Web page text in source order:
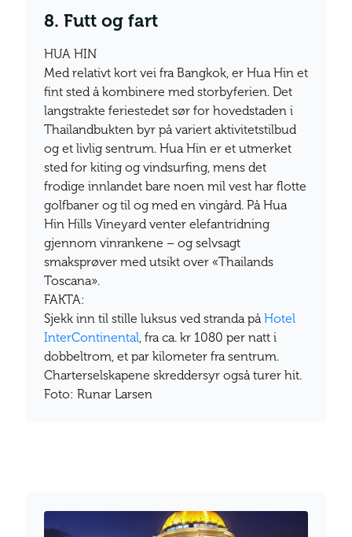
8. Futt og fart
HUA HIN
Med relativt kort vei fra Bangkok, er Hua Hin et
fint sted å kombinere med storbyferien. Det
langstrakte feriestedet sør for hovedstaden i
Thailandbukten byr på variert aktivitetstilbud
og et livlig sentrum. Hua Hin er et utmerket
sted for kiting og vindsurfing, mens det
frodige innlandet bare noen mil vest har flotte
golfbaner og til og med en vingård. På Hua
Hin Hills Vineyard venter elefantridning
gjennom vinrankene – og selvsagt
smaksprøver med utsikt over «Thailands
Toscana».
FAKTA:
Sjekk inn til stille luksus ved stranda påHotel
InterContinental, fra ca. kr 1080 per natt i
dobbeltrom, et par kilometer fra sentrum.
Charterselskapene skreddersyr også turer hit.
Foto: Runar Larsen